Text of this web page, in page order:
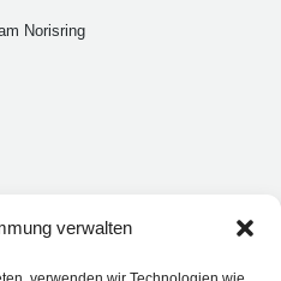
verwalten
Norisring